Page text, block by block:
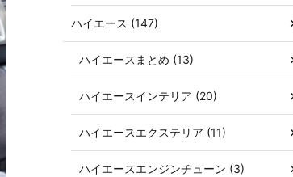
ハイエース (147)
ハイエースまとめ (13)
ハイエースインテリア (20)
ハイエースエクステリア (11)
ハイエースエンジンチューン (3)